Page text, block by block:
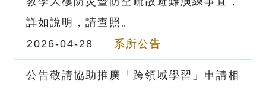
詳如說明，請查照。
系所公告
2026-04-28
公告敬請協助推廣「跨領域學習」申請相